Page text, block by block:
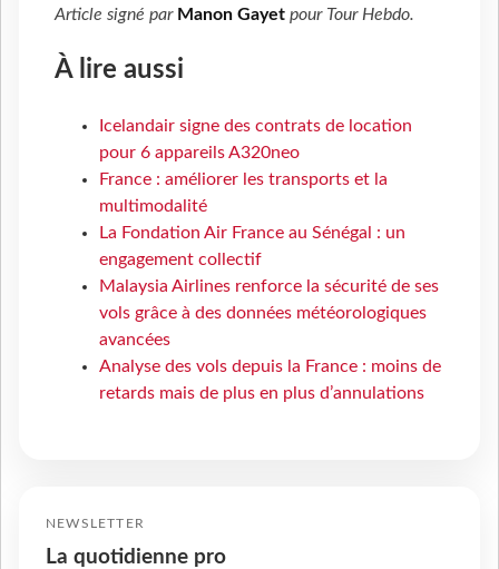
Article signé par Manon Gayet pour Tour Hebdo.
À lire aussi
Icelandair signe des contrats de location
pour 6 appareils A320neo
France : améliorer les transports et la
multimodalité
La Fondation Air France au Sénégal : un
engagement collectif
Malaysia Airlines renforce la sécurité de ses
vols grâce à des données météorologiques
avancées
Analyse des vols depuis la France : moins de
retards mais de plus en plus d’annulations
NEWSLETTER
La quotidienne pro